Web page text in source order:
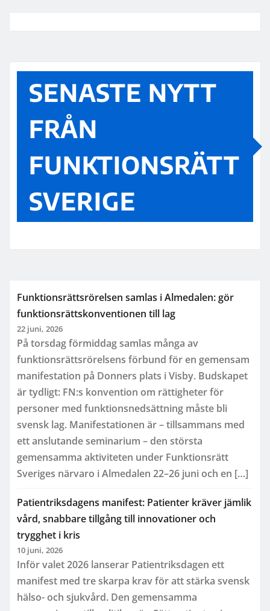
SENASTE NYTT
FRÅN
FUNKTIONSRÄTT
SVERIGE
Funktionsrättsrörelsen samlas i Almedalen: gör
funktionsrättskonventionen till lag
22 juni, 2026
På torsdag förmiddag samlas många av
funktionsrättsrörelsens förbund för en gemensam
manifestation på Donners plats i Visby. Budskapet
är tydligt: FN:s konvention om rättigheter för
personer med funktionsnedsättning måste bli
svensk lag. Manifestationen är – tillsammans med
ett anslutande seminarium – den största
gemensamma aktiviteten under Funktionsrätt
Sveriges närvaro i Almedalen 22–26 juni och en […]
Patientriksdagens manifest: Patienter kräver jämlik
vård, snabbare tillgång till innovationer och
trygghet i kris
10 juni, 2026
Inför valet 2026 lanserar Patientriksdagen ett
manifest med tre skarpa krav för att stärka svensk
hälso- och sjukvård. Den gemensamma